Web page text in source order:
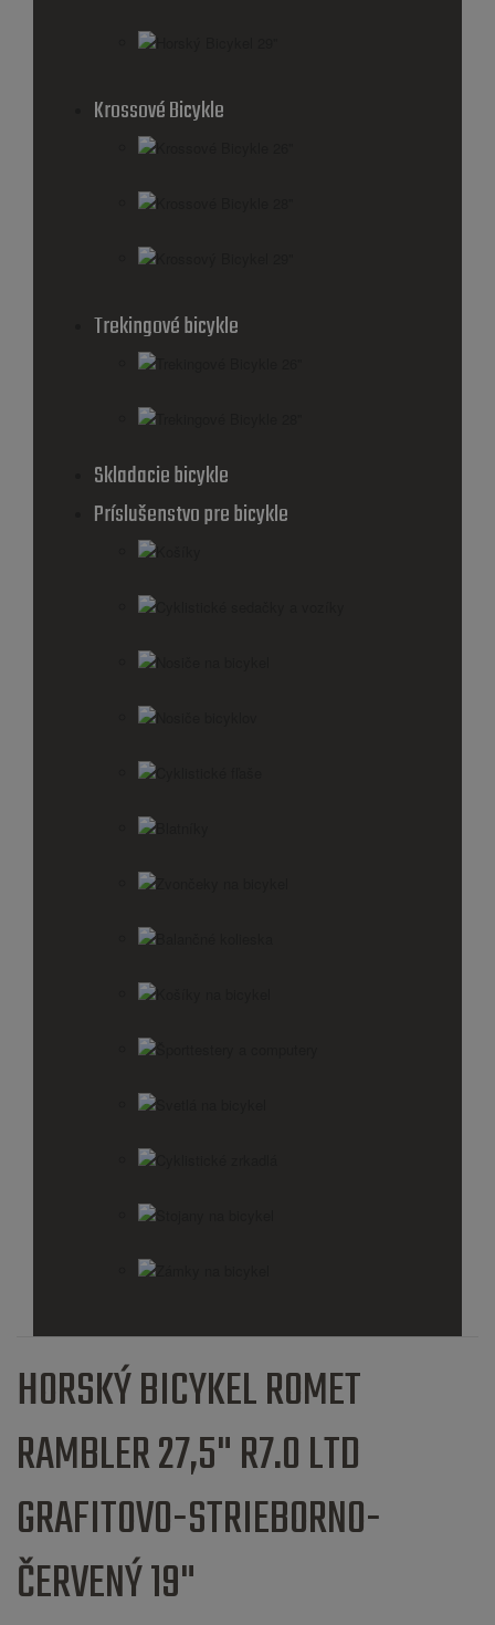
Krossové Bicykle
Trekingové bicykle
Skladacie bicykle
Príslušenstvo pre bicykle
HORSKÝ BICYKEL ROMET
RAMBLER 27,5" R7.0 LTD
GRAFITOVO-STRIEBORNO-
ČERVENÝ 19"